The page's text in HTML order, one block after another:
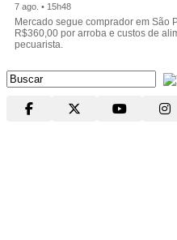
7 ago. • 15h48
Mercado segue comprador em São
R$360,00 por arroba e custos de
pecuarista.